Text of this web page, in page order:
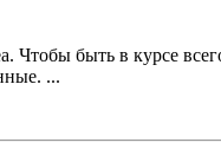
Чтобы быть в курсе
...